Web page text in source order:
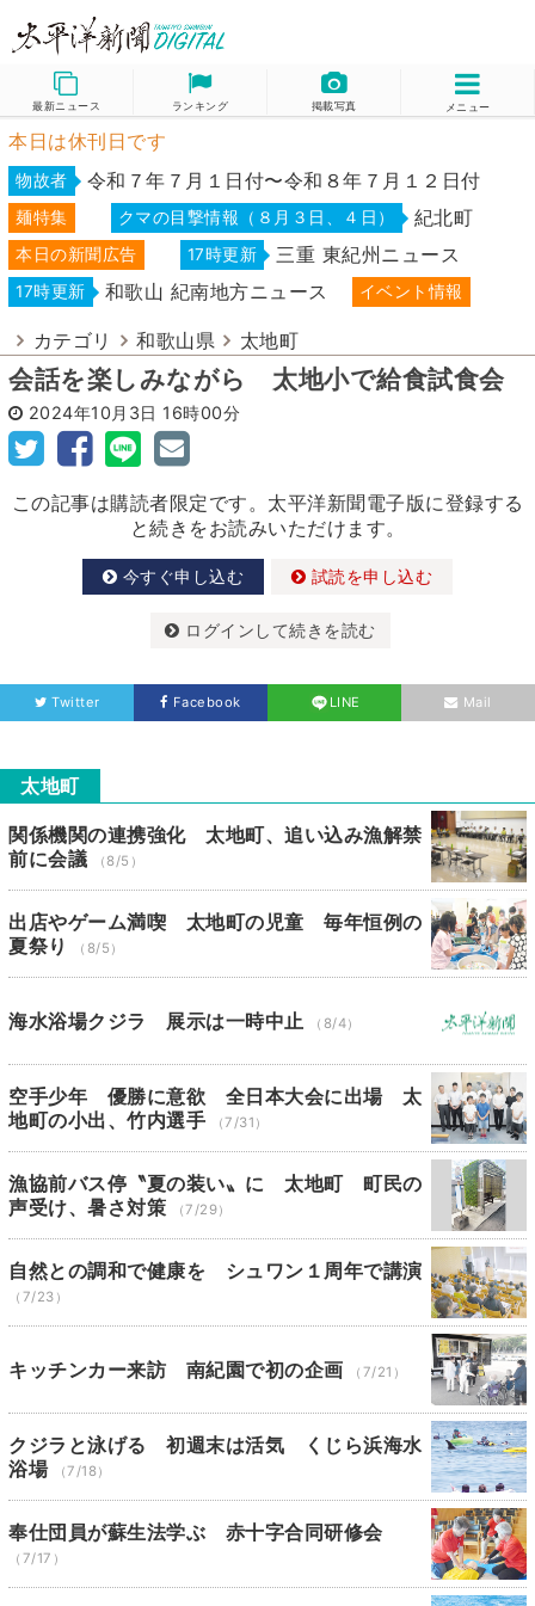
最新ニュース ランキング 掲載写真 メニュー
本日は休刊日です
物故者 令和７年７月１日付〜令和８年７月１２日付
麺特集 クマの目撃情報（８月３日、４日） 紀北町
本日の新聞広告 17時更新 三重 東紀州ニュース
17時更新 和歌山 紀南地方ニュース イベント情報
カテゴリ 和歌山県 太地町
会話を楽しみながら 太地小で給食試食会
2024年10月3日 16時00分
この記事は購読者限定です。太平洋新聞電子版に登録する
と続きをお読みいただけます。
今すぐ申し込む 試読を申し込む
ログインして続きを読む
Twitter Facebook LINE Mail
太地町
関係機関の連携強化 太地町、追い込み漁解禁
前に会議
（8/5）
出店やゲーム満喫 太地町の児童 毎年恒例の
夏祭り
（8/5）
海水浴場クジラ 展示は一時中止 （8/4）
空手少年 優勝に意欲 全日本大会に出場 太
地町の小出、竹内選手
（7/31）
漁協前バス停〝夏の装い〟に 太地町 町民の
声受け、暑さ対策
（7/29）
自然との調和で健康を シュワン１周年で講演
（7/23）
キッチンカー来訪 南紀園で初の企画 （7/21）
クジラと泳げる 初週末は活気 くじら浜海水
浴場
（7/18）
奉仕団員が蘇生法学ぶ 赤十字合同研修会
（7/17）